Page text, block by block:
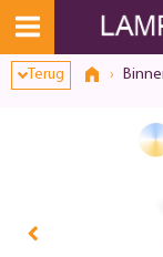
Terug
Toestemmingsvenster